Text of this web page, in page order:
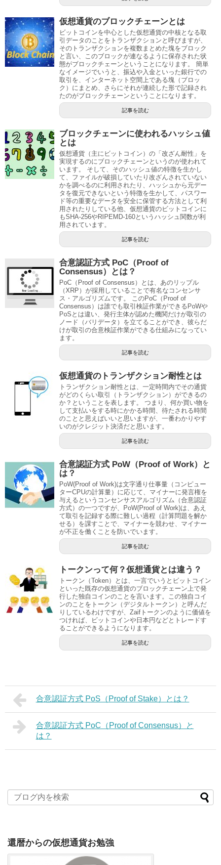
仮想通貨のブロックチェーンとは
ビットコインを中心とした仮想通貨の中核となる取
引データのことをトランザクションと呼びますが、
そのトランザクションを複数まとめた塊をブロック
と言い、このブロックが連なるように保存された状
態がブロックチェーンということになります。 簡単
なイメージでいうと、振込や入金といった銀行での
取引を、インターネット空間上である塊（ブロッ
ク）にまとめ、さらにそれが連続した形で記録され
たのがブロックチェーンということになります。
記事を読む
ブロックチェーンに使われるハッシュ値
とは
仮想通貨（主にビットコイン）の「改ざん耐性」を
実現するのにブロックチェーンというのが使われて
います。 そして、そのハッシュ値の特徴を生かし
て、ファイルが破損していたり改ざんされていない
かを調べるのに利用されたり、ハッシュから元デー
タを復元できないという特徴を生かして、パスワー
ド等の重要なデータを安全に保管する方法として利
用されたりしている他、仮想通貨のビットコインに
もSHA-256やRIPEMD-160というハッシュ関数が利
用されています。
記事を読む
合意認証方式 PoC（Proof of
Consensus）とは？
PoC（Proof of Consensus）とは、あのリップル
（XRP）が採用していることで有名なコンセンサ
ス・アルゴリズムです。 このPoC（Proof of
Consensus）は誰でも取引検証作業ができるPoWや
PoSとは違い、発行主体が認めた機関だけが取引の
ノード（バリデータ）を立てることができ、彼らだ
けが取引の合意検証作業ができる仕組みになってい
ます。
記事を読む
仮想通貨のトランザクション耐性とは
トランザクション耐性とは、一定時間内でその通貨
がどのくらい取引（トランザクション）ができるの
か？ということを表します。 つまり、何か買い物を
して支払いをする時にかかる時間、待たされる時間
のことと思えばいいと思いますが、一番わかりやす
いのがクレジット決済だと思います。
記事を読む
合意認証方式 PoW（Proof of Work）と
は？
PoW(Proof of Work)は文字通り仕事量（コンピュー
ターCPUの計算量）に応じて、マイナーに発言権を
与えるというコンセンサスアルゴリズム（合意認証
方式）の一つですが、PoW(Proof of Work)は、あえ
て取引を記録する際に難しい過程（計算問題を解か
せる）を課すことで、マイナーを競わせ、マイナー
が不正を働くことを防いでいます。
記事を読む
トークンって何？仮想通貨とは違う？
トークン（Token）とは、一言でいうとビットコイン
といった既存の仮想通貨のブロックチェーン上で発
行した独自コインのことを言います。この独自コイ
ンのことをトークン（デジタルトークン）と呼んだ
りしているわけですが、Zaifトークンのように価値を
つければ、ビットコインや日本円などとトレードす
ることができるようになります。
記事を読む
合意認証方式 PoS（Proof of Stake）とは？
合意認証方式 PoC（Proof of Consensus）と
は？
還暦からの仮想通貨お勉強